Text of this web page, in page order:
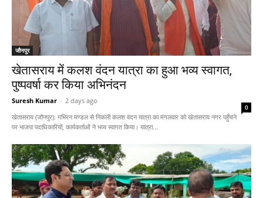
जौनपुर
खेतासराय में कलश वंदन यात्रा का हुआ भव्य स्वागत,
पुष्पवर्षा कर किया अभिनंदन
Suresh Kumar - 2 days ago
0
खेतासराय (जौनपुर): गभिरन मण्डल से निकली कलश वंदन यात्रा का मंगलवार को खेतासराय नगर पहुँचने
पर भाजपा पदाधिकारियों, कार्यकर्ताओं ने भव्य स्वागत किया। यात्रा...